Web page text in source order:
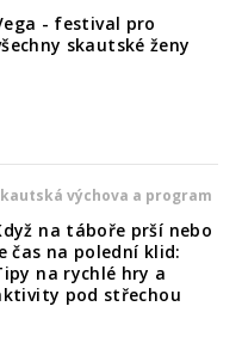
- festival pro
skautské ženy
výchova a program
na táboře prší nebo
čas na polední klid:
na rychlé hry a
pod střechou